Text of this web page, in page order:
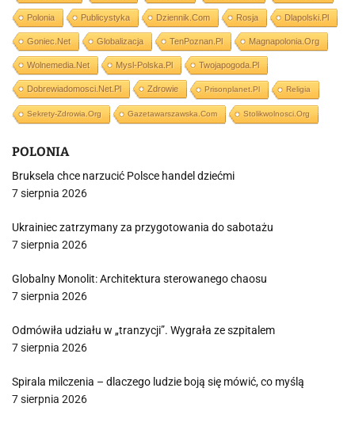
Polonia Publicystyka Dziennik.com Rosja Dlapolski.pl
Goniec.net Globalizacja TenPoznan.pl Magnapolonia.org
Wolnemedia.net Mysl-Polska.pl Twojapogoda.pl
Dobrewiadomosci.net.pl Zdrowie Prisonplanet.pl Religia
Sekrety-Zdrowia.org Gazetawarszawska.com Stolikwolnosci.org
POLONIA
Bruksela chce narzucić Polsce handel dziećmi
7 sierpnia 2026
Ukrainiec zatrzymany za przygotowania do sabotażu
7 sierpnia 2026
Globalny Monolit: Architektura sterowanego chaosu
7 sierpnia 2026
Odmówiła udziału w „tranzycji”. Wygrała ze szpitalem
7 sierpnia 2026
Spirala milczenia – dlaczego ludzie boją się mówić, co myślą
7 sierpnia 2026